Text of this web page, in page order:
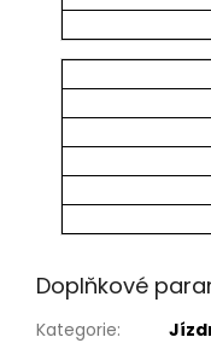
Doplňkové
Kategorie: